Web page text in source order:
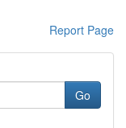
Report Page
Go